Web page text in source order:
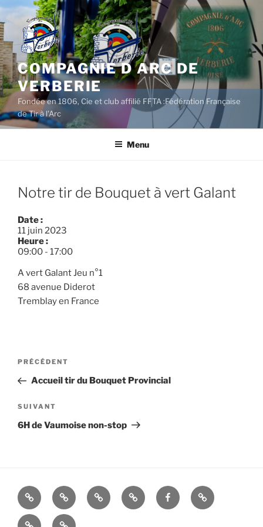
Aller
au
contenu
principal
COMPAGNIE D ARC DE
VERBERIE
Fondée en 1806, Cie et club affilié FFTA :Fédération Française
de Tir à l'Arc
Menu
Notre tir de Bouquet à vert Galant
Date :
11 juin 2023
Heure :
09:00 - 17:00
A vert Galant Jeu n°1
68 avenue Diderot
Tremblay en France
Navigation
l’article
Article
précédent
PRÉCÉDENT
Accueil tir du Bouquet Provincial
Article
suivant
SUIVANT
6H de Vaumoise non-stop
La
Cie
d’Arc
Histoire ALBUMSLIENS
UTILES
FACEBOOKMandats
Nous –